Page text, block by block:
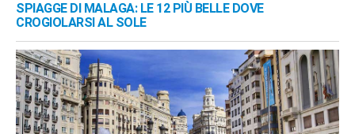
SPIAGGE DI MALAGA: LE 12 PIÙ BELLE DOVE
CROGIOLARSI AL SOLE